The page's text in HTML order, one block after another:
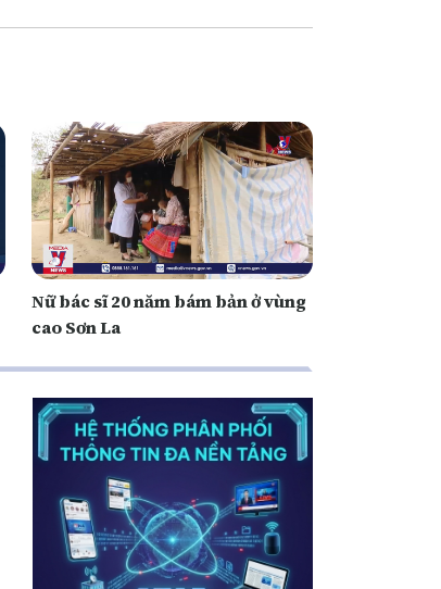
Nữ bác sĩ 20 năm bám bản ở vùng
cao Sơn La